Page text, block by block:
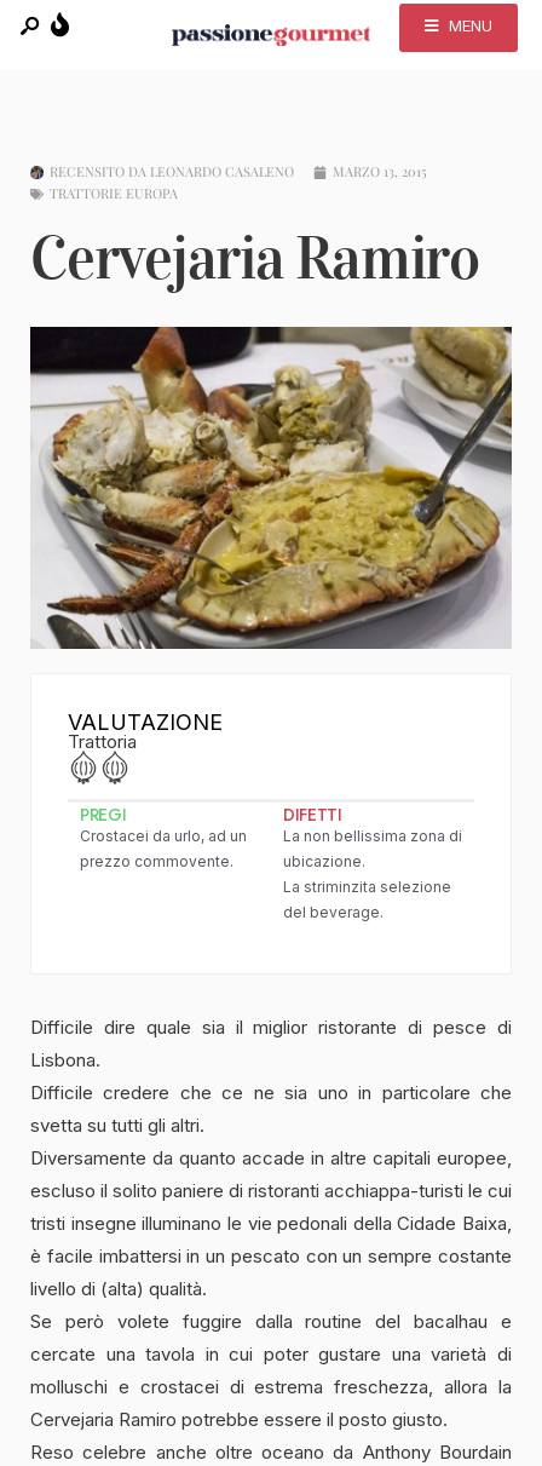
MENU
RECENSITO DA LEONARDO CASALENO
MARZO 13, 2015
TRATTORIE EUROPA
Cervejaria Ramiro
VALUTAZIONE
Trattoria
PREGI
Crostacei da urlo, ad un
prezzo commovente.
DIFETTI
La non bellissima zona di
ubicazione.
La striminzita selezione
del beverage.
Difficile dire quale sia il miglior ristorante di pesce di
Lisbona.
Difficile credere che ce ne sia uno in particolare che
svetta su tutti gli altri.
Diversamente da quanto accade in altre capitali europee,
escluso il solito paniere di ristoranti acchiappa-turisti le cui
tristi insegne illuminano le vie pedonali della Cidade Baixa,
è facile imbattersi in un pescato con un sempre costante
livello di (alta) qualità.
Se però volete fuggire dalla routine del bacalhau e
cercate una tavola in cui poter gustare una varietà di
molluschi e crostacei di estrema freschezza, allora la
Cervejaria Ramiro potrebbe essere il posto giusto.
Reso celebre anche oltre oceano da Anthony Bourdain